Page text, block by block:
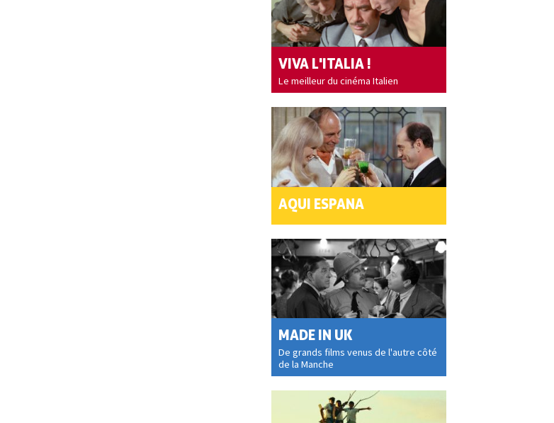
VIVA L'ITALIA !
Le meilleur du cinéma Italien
AQUI ESPANA
MADE IN UK
De grands films venus de l'autre côté
de la Manche